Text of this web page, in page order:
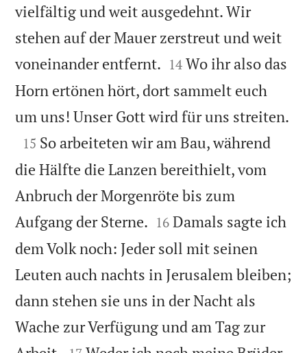
vielfältig und weit ausgedehnt. Wir
stehen auf der Mauer zerstreut und weit
voneinander entfernt. 

14 Wo ihr also das
Horn ertönen hört, dort sammelt euch
um uns! Unser Gott wird für uns streiten.

15 So arbeiteten wir am Bau, während
die Hälfte die Lanzen bereithielt, vom
Anbruch der Morgenröte bis zum
Aufgang der Sterne. 

16 Damals sagte ich
dem Volk noch: Jeder soll mit seinen
Leuten auch nachts in Jerusalem bleiben;
dann stehen sie uns in der Nacht als
Wache zur Verfügung und am Tag zur